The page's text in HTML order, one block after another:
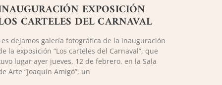
EXPOSICIÓN
CARTELES DEL CARNAVAL
dejamos galería fotográfica de la inauguración
la exposición “Los carteles del Carnaval”, que
lugar ayer jueves, 12 de febrero, en la Sala
Arte “Joaquín Amigó”, un